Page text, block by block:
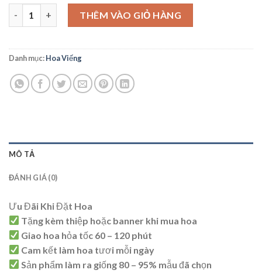
Hoa Viếng – HV48 số lượngTHÊM VÀO GIỎ HÀNG
Danh mục:Hoa Viếng
MÔ TẢ
ĐÁNH GIÁ (0)
Ưu Đãi Khi Đặt Hoa
Tặng kèm thiệp hoặc banner khi mua hoa
Giao hoa hỏa tốc 60 – 120 phút
Cam kết làm hoa tươi mỗi ngày
Sản phẩm làm ra giống 80 – 95% mẫu đã chọn